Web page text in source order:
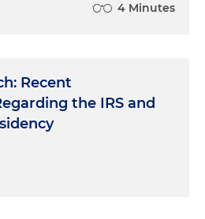
4 Minutes
Recent
the IRS and